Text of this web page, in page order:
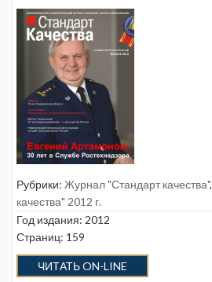
Рубрики: Журнал "Стандарт качества",
качества" 2012 г.
Год издания: 2012
Страниц: 159
ЧИТАТЬ ON-LINE